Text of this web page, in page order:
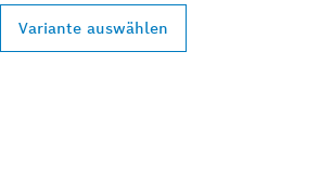
Variante auswählen